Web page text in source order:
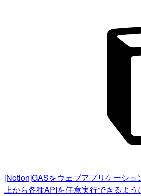
[Notion]GASをウェブアプリケーシ
上から各種APIを任意実行できるよう